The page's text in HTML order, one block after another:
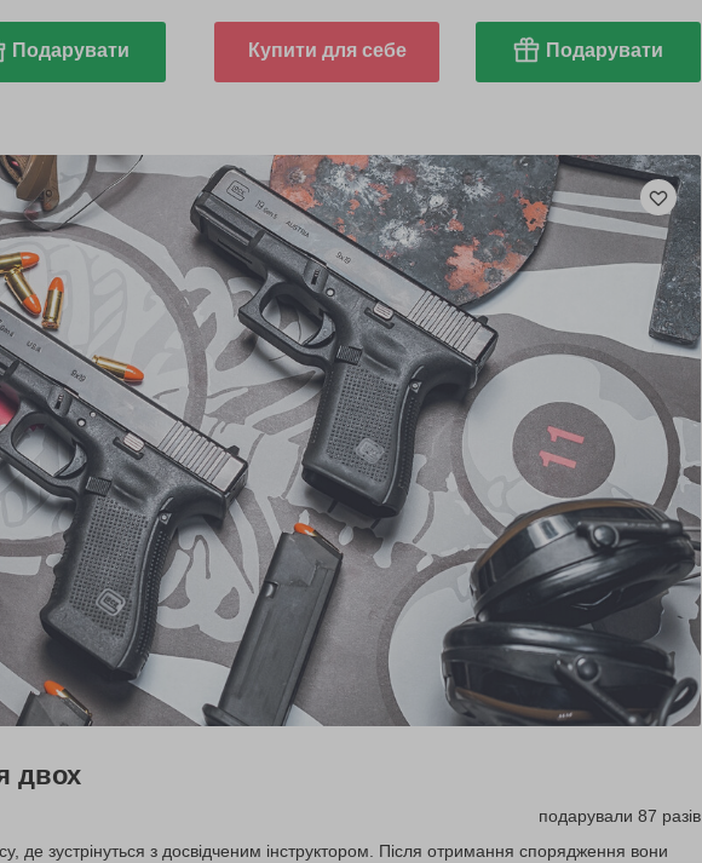
Подарувати Купити для себе Подарувати
двох
подарували 87 разів
де зустрінуться з досвідченим інструктором. Після отримання спорядження вони